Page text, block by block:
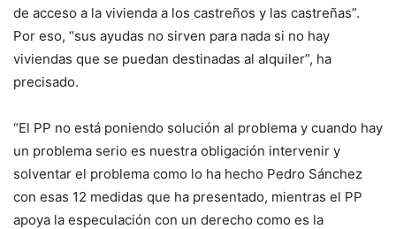
de acceso a la vivienda a los castreños y las castreñas”.
Por eso, “sus ayudas no sirven para nada si no hay
viviendas que se puedan destinadas al alquiler”, ha
precisado.
“El PP no está poniendo solución al problema y cuando hay
un problema serio es nuestra obligación intervenir y
solventar el problema como lo ha hecho Pedro Sánchez
con esas 12 medidas que ha presentado, mientras el PP
apoya la especulación con un derecho como es la